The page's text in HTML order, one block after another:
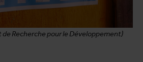
de Recherche pour le Développement)